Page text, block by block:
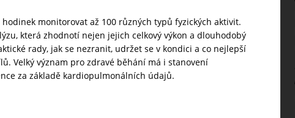
monitorovat až 100 různých typů fyzických aktivit.
která zhodnotí nejen jejich celkový výkon a dlouhodobý
rady, jak se nezranit, udržet se v kondici a co nejlepší
Velký význam pro zdravé běhání má i stanovení
za základě kardiopulmonálních údajů.